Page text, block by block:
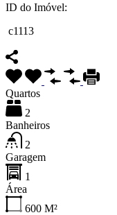
ID do Imóvel:
c1113
Quartos
2
Banheiros
2
Garagem
1
Área
600 M²